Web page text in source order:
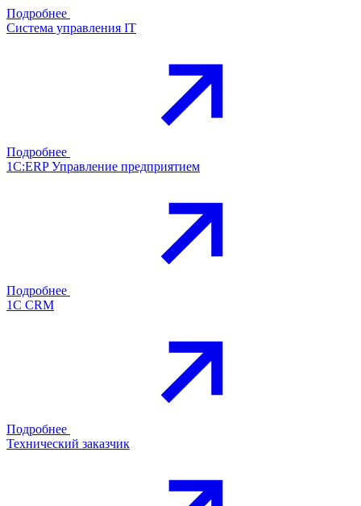
Подробнее
Система управления IT
Подробнее
1С:ERP Управление предприятием
Подробнее
1С CRM
Подробнее
Технический заказчик